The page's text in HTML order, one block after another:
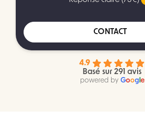
CONTACT
4.9
Basé sur 291 avis
powered by Googl e